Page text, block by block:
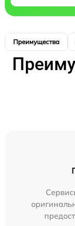
Преимущества